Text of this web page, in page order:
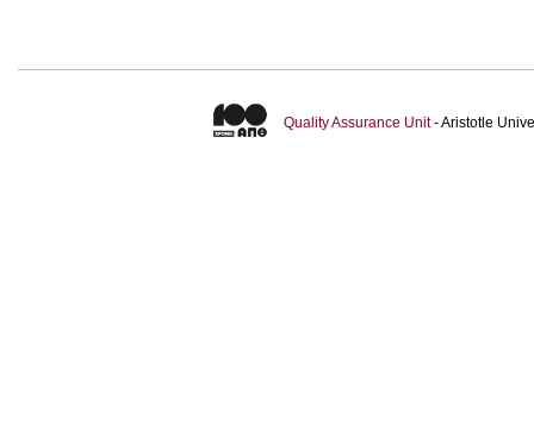
Quality Assurance Unit- Aristotle